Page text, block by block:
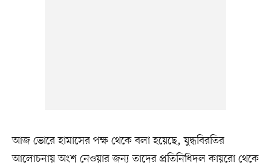
আজ ভোরে হামাসের পক্ষ থেকে বলা হয়েছে, যুদ্ধবিরতির
আলোচনায় অংশ নেওয়ার জন্য তাদের প্রতিনিধিদল কায়রো থেকে